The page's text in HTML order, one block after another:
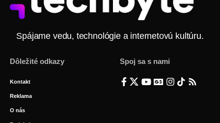
Spájame vedu, technológie a internetovú kultúru.
Dôležité odkazy
Kontakt
Reklama
O nás
Spoj sa s nami